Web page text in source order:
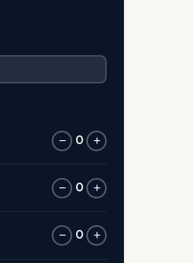
− 0 +
− 0 +
− 0 +